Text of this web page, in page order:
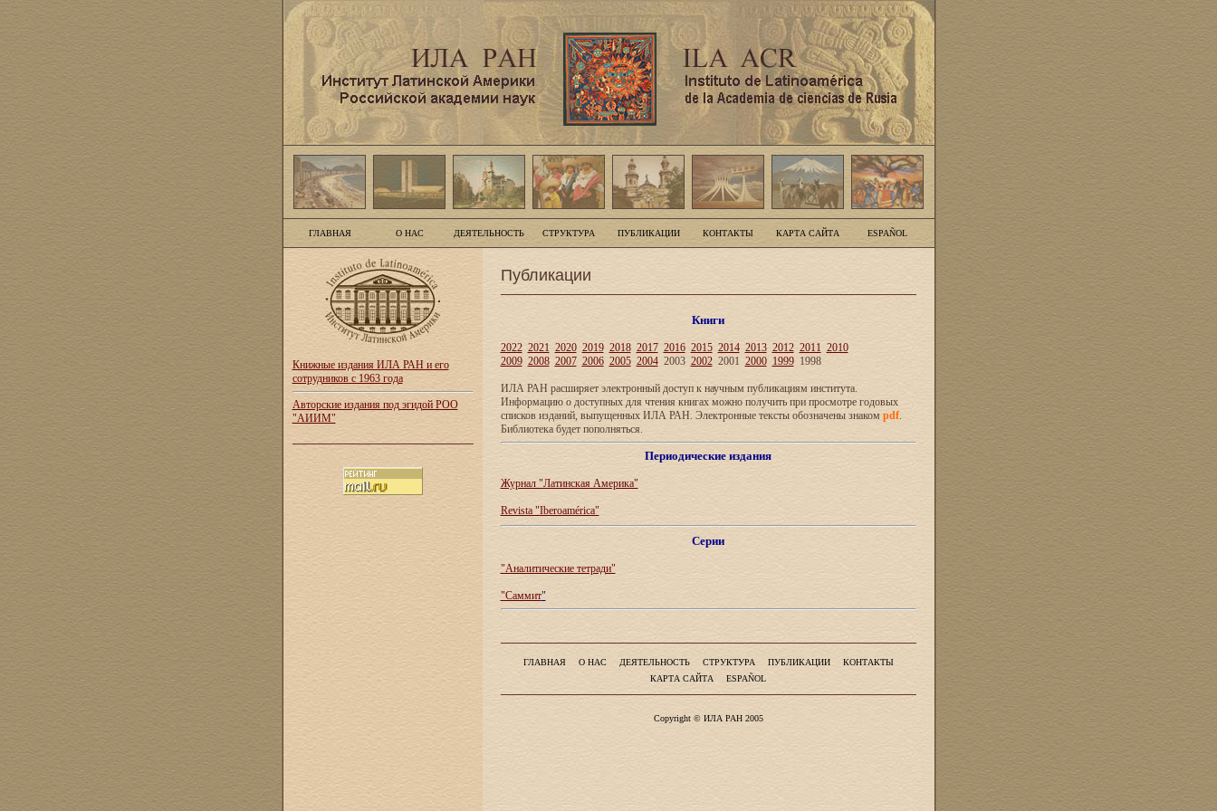
ГЛАВНАЯ О НАС ДЕЯТЕЛЬНОСТЬ СТРУКТУРА ПУБЛИКАЦИИ КОНТАКТЫ КАРТА САЙТА ESPAÑOL
Книжные издания ИЛА РАН и его
сотрудников с 1963 года
Авторские издания под эгидой РОО
"АИИМ"
Публикации
Книги
2022 2021 2020 2019 2018 2017 2016 2015 2014 2013 2012 2011 2010
2009 2008 2007 2006 2005 20042003 20022001 2000 19991998
ИЛА РАН расширяет электронный доступ к научным публикациям института.
Информацию о доступных для чтения книгах можно получить при просмотре годовых
списков изданий, выпущенных ИЛА РАН. Электронные тексты обозначены знаком pdf.
Библиотека будет пополняться.
Периодические издания
Журнал "Латинская Америка"
Revista "Iberoamérica"
Серии
"Аналитические тетради"
"Саммит"
ГЛАВНАЯ О НАС ДЕЯТЕЛЬНОСТЬ СТРУКТУРА ПУБЛИКАЦИИ
КОНТАКТЫ
КАРТА САЙТА
ESPAÑOL
Copyright © ИЛА РАН 2005